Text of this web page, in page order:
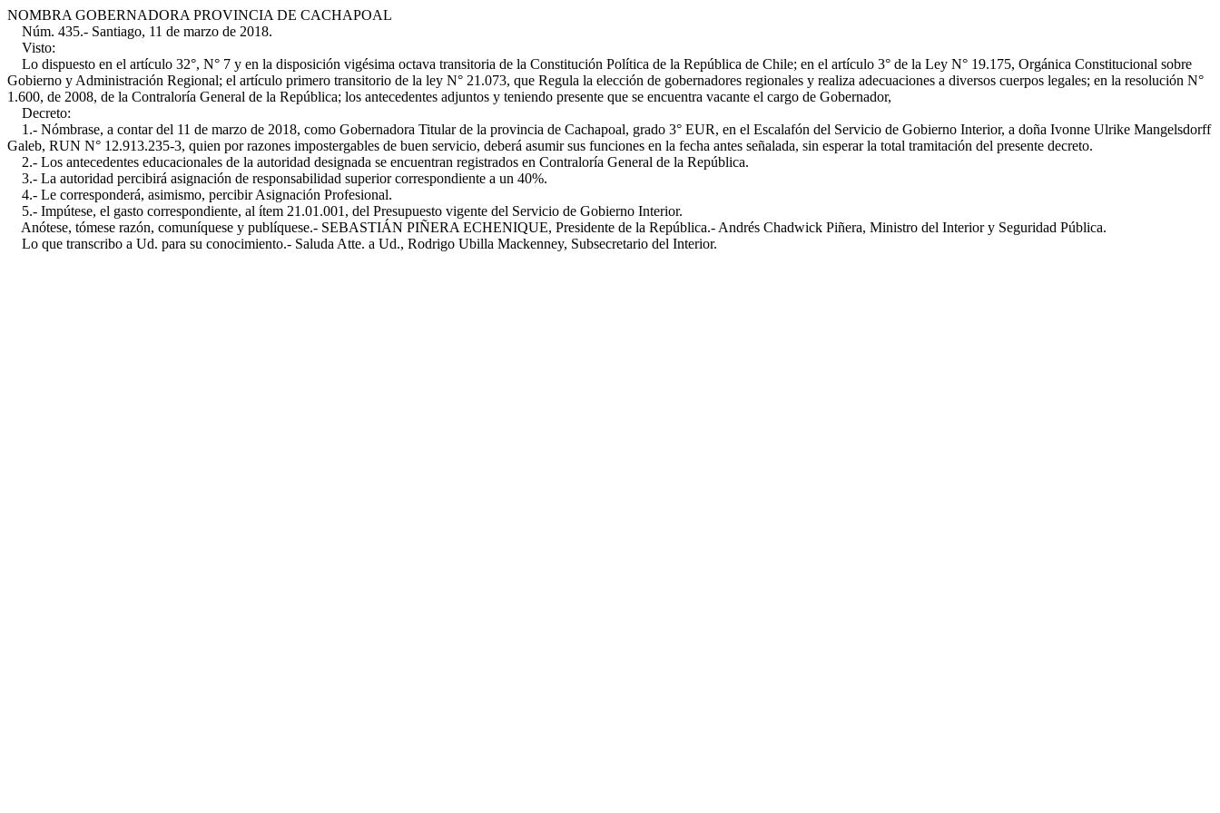
NOMBRA GOBERNADORA PROVINCIA DE CACHAPOAL
Núm. 435.- Santiago, 11 de marzo de 2018.
Visto:
Lo dispuesto en el artículo 32°, N° 7 y en la disposición vigésima octava transitoria de la Constitución Política de la República de Chile; en el artículo 3° de la Ley N° 19.175, Orgánica Constitucional sobre
Gobierno y Administración Regional; el artículo primero transitorio de la ley N° 21.073, que Regula la elección de gobernadores regionales y realiza adecuaciones a diversos cuerpos legales; en la resolución N°
1.600, de 2008, de la Contraloría General de la República; los antecedentes adjuntos y teniendo presente que se encuentra vacante el cargo de Gobernador,
Decreto:
1.- Nómbrase, a contar del 11 de marzo de 2018, como Gobernadora Titular de la provincia de Cachapoal, grado 3° EUR, en el Escalafón del Servicio de Gobierno Interior, a doña Ivonne Ulrike Mangelsdorff
Galeb, RUN N° 12.913.235-3, quien por razones impostergables de buen servicio, deberá asumir sus funciones en la fecha antes señalada, sin esperar la total tramitación del presente decreto.
2.- Los antecedentes educacionales de la autoridad designada se encuentran registrados en Contraloría General de la República.
3.- La autoridad percibirá asignación de responsabilidad superior correspondiente a un 40%.
4.- Le corresponderá, asimismo, percibir Asignación Profesional.
5.- Impútese, el gasto correspondiente, al ítem 21.01.001, del Presupuesto vigente del Servicio de Gobierno Interior.
Anótese, tómese razón, comuníquese y publíquese.- SEBASTIÁN PIÑERA ECHENIQUE, Presidente de la República.- Andrés Chadwick Piñera, Ministro del Interior y Seguridad Pública.
Lo que transcribo a Ud. para su conocimiento.- Saluda Atte. a Ud., Rodrigo Ubilla Mackenney, Subsecretario del Interior.